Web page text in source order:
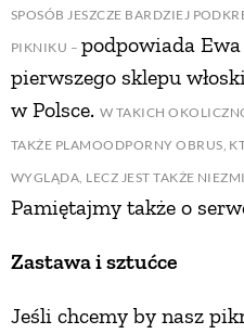
SPOSÓB JESZCZE BARDZIEJ
PIKNIKU – podpowiada
pierwszego sklepu
w Polsce. W TAKICH
TAKŻE PLAMOODPORNY OBRUS,
WYGLĄDA, LECZ JEST TAKŻE
Pamiętajmy także o
Zastawa i sztućce
Jeśli chcemy by nasz